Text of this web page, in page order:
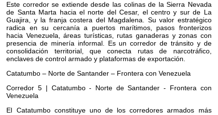
Este corredor se extiende desde las colinas de la Sierra Nevada
de Santa Marta hacia el norte del Cesar, el centro y sur de La
Guajira, y la franja costera del Magdalena. Su valor estratégico
radica en su cercanía a puertos marítimos, pasos fronterizos
hacia Venezuela, áreas turísticas, rutas ganaderas y zonas con
presencia de minería informal. Es un corredor de tránsito y de
consolidación territorial, que conecta rutas de narcotráfico,
enclaves de control armado y plataformas de exportación.
Catatumbo – Norte de Santander – Frontera con Venezuela
Corredor 5 | Catatumbo - Norte de Santander - Frontera con
Venezuela
El Catatumbo constituye uno de los corredores armados más